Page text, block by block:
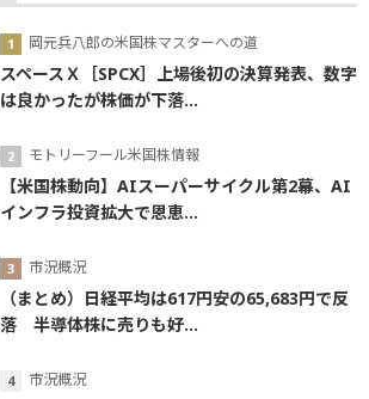
岡元兵八郎の米国株マスターへの道
スペースＸ［SPCX］上場後初の決算発表、数字
は良かったが株価が下落...
モトリーフール米国株情報
【米国株動向】AIスーパーサイクル第2幕、AI
インフラ投資拡大で恩恵...
市況概況
（まとめ）日経平均は617円安の65,683円で反
落 半導体株に売りも好...
市況概況